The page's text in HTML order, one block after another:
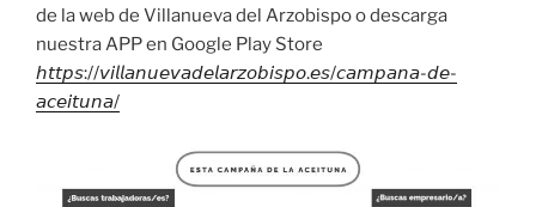
de la web de Villanueva del Arzobispo o descarga
nuestra APP en Google Play Store
𝘩𝘵𝘵𝘱𝘴://𝘷𝘪𝘭𝘭𝘢𝘯𝘶𝘦𝘷𝘢𝘥𝘦𝘭𝘢𝘳𝘻𝘰𝘣𝘪𝘴𝘱𝘰.𝘦𝘴/𝘤𝘢𝘮𝘱𝘢𝘯𝘢-𝘥𝘦-
𝘢𝘤𝘦𝘪𝘵𝘶𝘯𝘢/